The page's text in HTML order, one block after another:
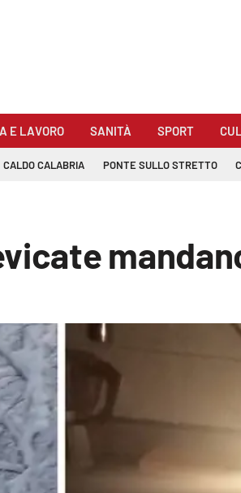
E LAVORO SANITÀ SPORT
CALDO CALABRIA PONTE SULLO STRETTO